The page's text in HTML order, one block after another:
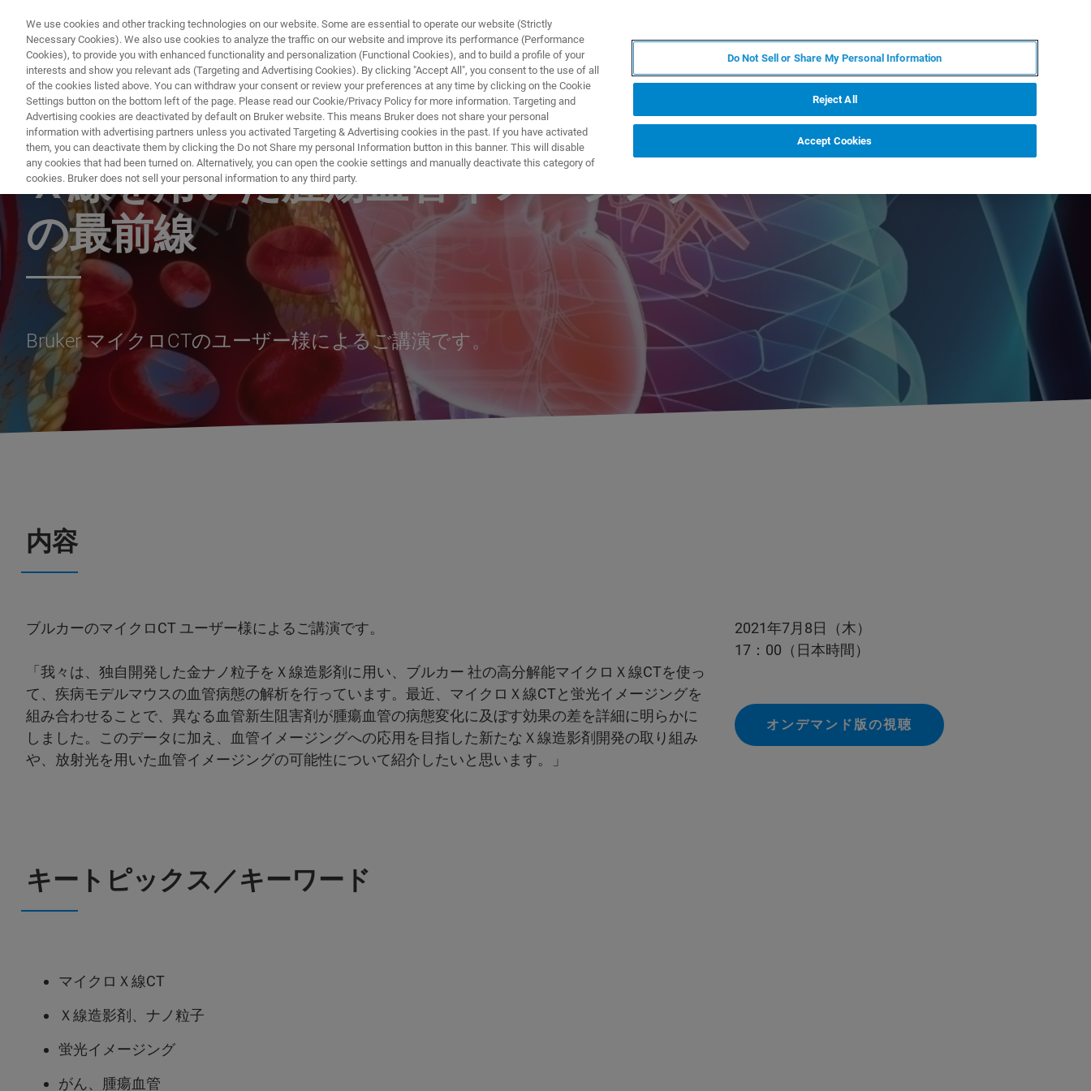
PRODUKTE & LÖSUNGEN ANWENDUNGEN SERVICE
PRECLINICAL IMAGING WEBINAR
Ｘ線を用いた腫瘍血管イメージング
の最前線
Bruker マイクロCTのユーザー様によるご講演です。
内容
ブルカーのマイクロCT ユーザー様によるご講演です。
「我々は、独自開発した金ナノ粒子をＸ線造影剤に用い、ブルカー 社の高分解能マイクロＸ線CTを使っ
て、疾病モデルマウスの血管病態の解析を行っています。最近、マイクロＸ線CTと蛍光イメージングを
組み合わせることで、異なる血管新生阻害剤が腫瘍血管の病態変化に及ぼす効果の差を詳細に明らかに
しました。このデータに加え、血管イメージングへの応用を目指した新たなＸ線造影剤開発の取り組み
や、放射光を用いた血管イメージングの可能性について紹介したいと思います。」
2021年7月8日（木）
17：00（日本時間）
オンデマンド版の視聴
キートピックス／キーワード
マイクロＸ線CT
Ｘ線造影剤、ナノ粒子
蛍光イメージング
がん、腫瘍血管
We use cookies and other tracking technologies on our website. Some are essential to operate our website (Strictly
Necessary Cookies). We also use cookies to analyze the traffic on our website and improve its performance (Performance
Cookies), to provide you with enhanced functionality and personalization (Functional Cookies), and to build a profile of your
interests and show you relevant ads (Targeting and Advertising Cookies). By clicking "Accept All", you consent to the use of all
of the cookies listed above. You can withdraw your consent or review your preferences at any time by clicking on the Cookie
Settings button on the bottom left of the page. Please read our Cookie/Privacy Policy for more information. Targeting and
Advertising cookies are deactivated by default on Bruker website. This means Bruker does not share your personal
information with advertising partners unless you activated Targeting & Advertising cookies in the past. If you have activated
them, you can deactivate them by clicking the Do not Share my personal Information button in this banner. This will disable
any cookies that had been turned on. Alternatively, you can open the cookie settings and manually deactivate this category of
cookies. Bruker does not sell your personal information to any third party.
Do Not Sell or Share My Personal Information
Reject All
Accept Cookies